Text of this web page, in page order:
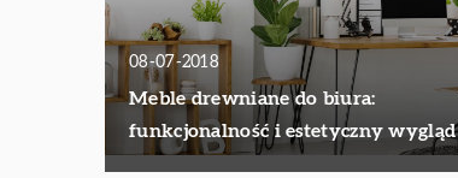
08-07-2018
Meble drewniane do biura:
funkcjonalność i estetyczny wygląd